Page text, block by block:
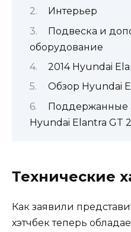
Интерьер
Подвеска и
оборудование
2014 Hyundai
Обзор Hyundai
Поддержанные
Hyundai Elantra GT
Технические
Как заявили
хэтчбек теперь